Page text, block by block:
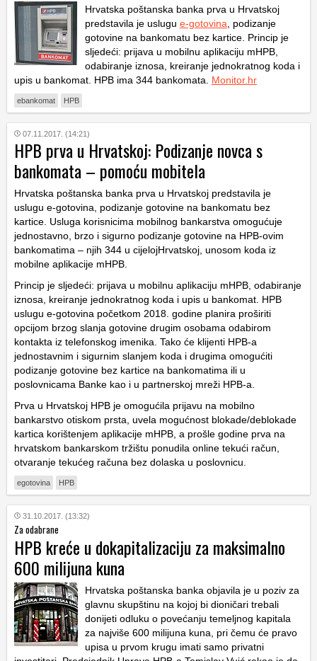
Hrvatska poštanska banka prva u Hrvatskoj
predstavila je uslugu e-gotovina , podizanje
gotovine na bankomatu bez kartice. Princip je
sljedeći: prijava u mobilnu aplikaciju mHPB,
odabiranje iznosa, kreiranje jednokratnog koda i
upis u bankomat. HPB ima 344 bankomata. Monitor.hr
ebankomat HPB
07.11.2017. (14:21)
HPB prva u Hrvatskoj: Podizanje novca s
bankomata – pomoću mobitela
Hrvatska poštanska banka prva u Hrvatskoj predstavila je
uslugu e-gotovina, podizanje gotovine na bankomatu bez
kartice. Usluga korisnicima mobilnog bankarstva omogućuje
jednostavno, brzo i sigurno podizanje gotovine na HPB-ovim
bankomatima – njih 344 u cijelojHrvatskoj, unosom koda iz
mobilne aplikacije mHPB.
Princip je sljedeći: prijava u mobilnu aplikaciju mHPB, odabiranje
iznosa, kreiranje jednokratnog koda i upis u bankomat. HPB
uslugu e-gotovina početkom 2018. godine planira proširiti
opcijom brzog slanja gotovine drugim osobama odabirom
kontakta iz telefonskog imenika. Tako će klijenti HPB-a
jednostavnim i sigurnim slanjem koda i drugima omogućiti
podizanje gotovine bez kartice na bankomatima ili u
poslovnicama Banke kao i u partnerskoj mreži HPB-a.
Prva u Hrvatskoj HPB je omogućila prijavu na mobilno
bankarstvo otiskom prsta, uvela mogućnost blokade/deblokade
kartica korištenjem aplikacije mHPB, a prošle godine prva na
hrvatskom bankarskom tržištu ponudila online tekući račun,
otvaranje tekućeg računa bez dolaska u poslovnicu.
egotovina HPB
31.10.2017. (13:32)
Za odabrane
HPB kreće u dokapitalizaciju za maksimalno
600 milijuna kuna
Hrvatska poštanska banka objavila je u poziv za
glavnu skupštinu na kojoj bi dioničari trebali
donijeti odluku o povećanju temeljnog kapitala
za najviše 600 milijuna kuna, pri čemu će pravo
upisa u prvom krugu imati samo privatni